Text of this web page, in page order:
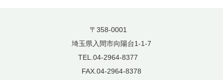
〒358-0001
埼玉県入間市向陽台1-1-7
TEL.04-2964-8377
FAX.04-2964-8378